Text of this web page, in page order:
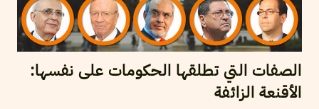
الصفات التي تطلقها الحكومات على نفسها:
الأقنعة الزائفة